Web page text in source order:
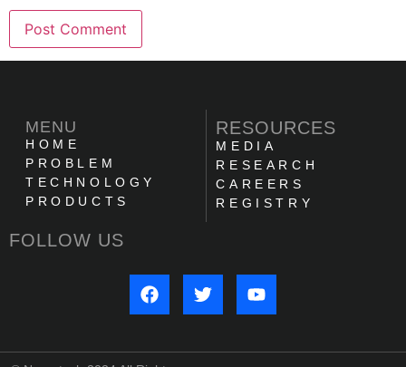
MENU
HOME
PROBLEM
TECHNOLOGY
PRODUCTS
RESOURCES
MEDIA
RESEARCH
CAREERS
REGISTRY
FOLLOW US